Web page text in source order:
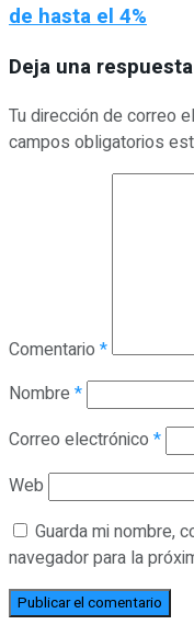
de hasta el 4%
Deja una respuesta
Tu dirección de correo
campos obligatorios
Comentario *
Nombre *
Correo electrónico *
Web
Guarda mi nombre,
navegador para la